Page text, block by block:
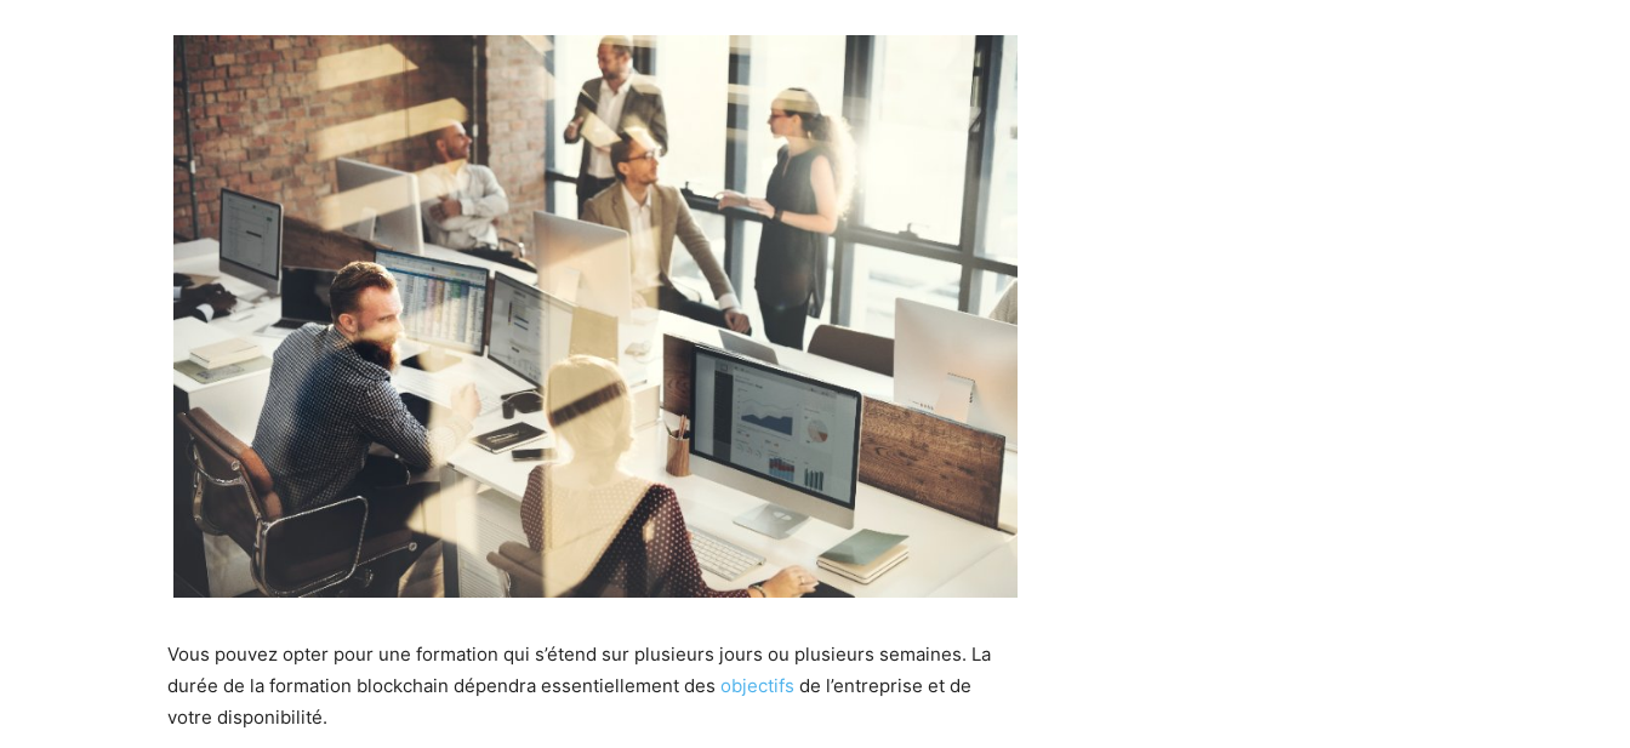
Vous pouvez opter pour une formation qui s’étend sur plusieurs jours ou plusieurs semaines. La
durée de la formation blockchain dépendra essentiellement des objectifs de l’entreprise et de
votre disponibilité.